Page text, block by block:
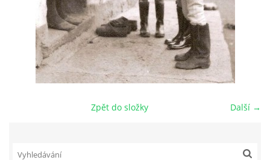
Kontakt:
tel. 773 916 275
info@domdej.cz
Tento projekt je realizován za finanční podpory
Další →
Zpět do složky